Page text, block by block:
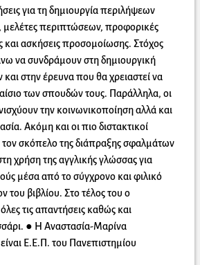
για τη δημιουργία περιλήψεων
μελέτες περιπτώσεων, προφορικές
και ασκήσεις προσομοίωσης. Στόχος
να συνδράμουν στη δημιουργική
στην έρευνα που θα χρειαστεί να
των σπουδών τους. Παράλληλα, οι
την κοινωνικοποίηση αλλά και
Ακόμη και οι πιο διστακτικοί
τον σκόπελο της διάπραξης σφαλμάτων
χρήση της αγγλικής γλώσσας για
μέσα από το σύγχρονο και φιλικό
του βιβλίου. Στο τέλος του ο
τις απαντήσεις καθώς και
● Η Αναστασία-Μαρίνα
Ε.Ε.Π. του Πανεπιστημίου